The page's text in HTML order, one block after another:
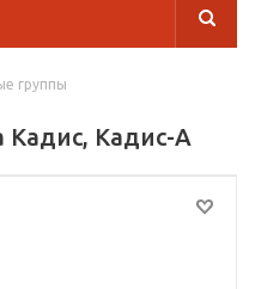
группы
Кадис, Кадис-А